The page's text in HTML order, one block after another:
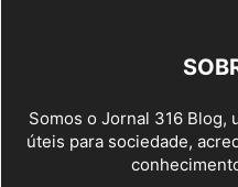
Somos o Jornal 316 Blog,
úteis para sociedade,